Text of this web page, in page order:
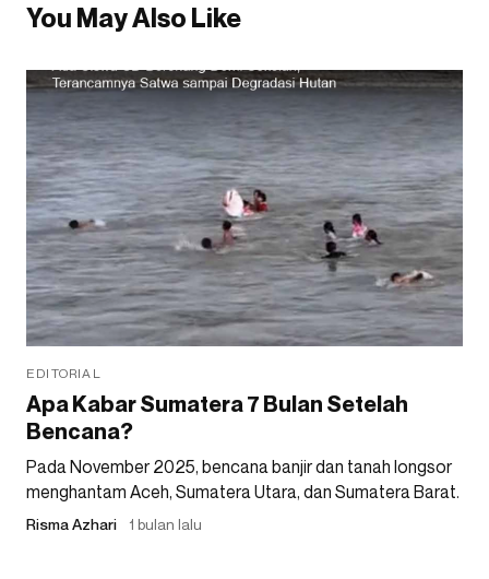
You May Also Like
EDITORIAL
Apa Kabar Sumatera 7 Bulan Setelah
Bencana?
Pada November 2025, bencana banjir dan tanah longsor
menghantam Aceh, Sumatera Utara, dan Sumatera Barat.
Risma Azhari 1 bulan lalu